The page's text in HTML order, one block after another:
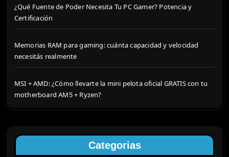
¿Qué Fuente de Poder Necesita Tu PC Gamer? Potencia y
Certificación
Memorias RAM para gaming: cuánta capacidad y velocidad
necesitás realmente
MSI + AMD: ¿Cómo llevarte la mini pelota oficial GRATIS con tu
motherboard AM5 + Ryzen?
Categorias